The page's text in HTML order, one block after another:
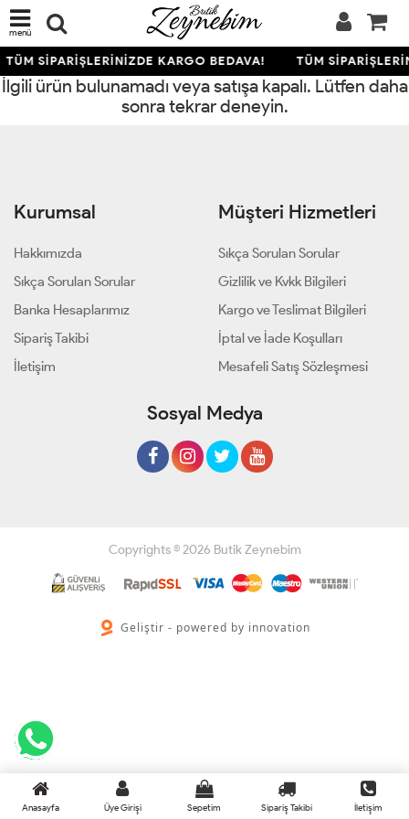
menü
TÜM SİPARİŞLERİNİZDE KARGO BEDAVA! TÜM
İlgili ürün bulunamadı veya satışa kapalı. Lütfen daha
sonra tekrar deneyin.
Kurumsal
Hakkımızda
Sıkça Sorulan Sorular
Banka Hesaplarımız
Sipariş Takibi
İletişim
Müşteri Hizmetleri
Sıkça Sorulan Sorular
Gizlilik ve Kvkk Bilgileri
Kargo ve Teslimat Bilgileri
İptal ve İade Koşulları
Mesafeli Satış Sözleşmesi
Sosyal Medya
Copyrights © 2026 Butik Zeynebim
Geliştir - powered by innovation
Anasayfa Üye Girişi Sepetim Sipariş Takibi İletişim